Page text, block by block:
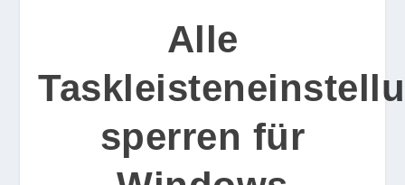
Alle
sperren für